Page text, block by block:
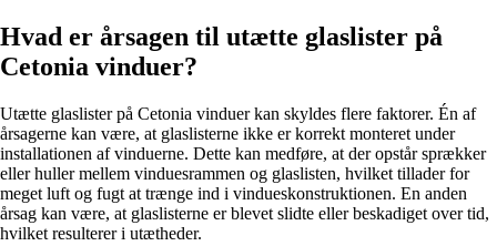
Hvad er årsagen til utætte glaslister på
Cetonia vinduer?
Utætte glaslister på Cetonia vinduer kan skyldes flere faktorer. Én af
årsagerne kan være, at glaslisterne ikke er korrekt monteret under
installationen af vinduerne. Dette kan medføre, at der opstår sprækker
eller huller mellem vinduesrammen og glaslisten, hvilket tillader for
meget luft og fugt at trænge ind i vindueskonstruktionen. En anden
årsag kan være, at glaslisterne er blevet slidte eller beskadiget over tid,
hvilket resulterer i utætheder.